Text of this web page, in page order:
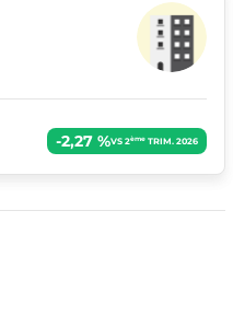
-2,27 %VS 2èmeTRIM. 2026